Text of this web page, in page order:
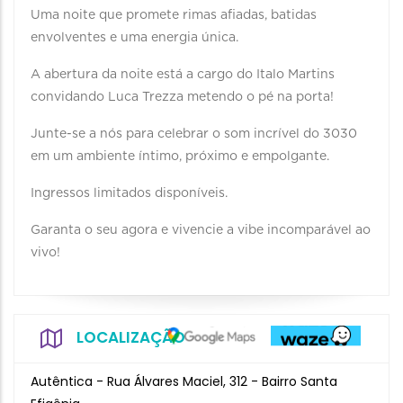
Uma noite que promete rimas afiadas, batidas
envolventes e uma energia única.
A abertura da noite está a cargo do Italo Martins
convidando Luca Trezza metendo o pé na porta!
Junte-se a nós para celebrar o som incrível do 3030
em um ambiente íntimo, próximo e empolgante.
Ingressos limitados disponíveis.
Garanta o seu agora e vivencie a vibe incomparável ao
vivo!
LOCALIZAÇÃO
Autêntica - Rua Álvares Maciel, 312 - Bairro Santa